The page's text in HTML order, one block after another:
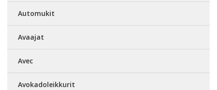
Automukit
Avaajat
Avec
Avokadoleikkurit